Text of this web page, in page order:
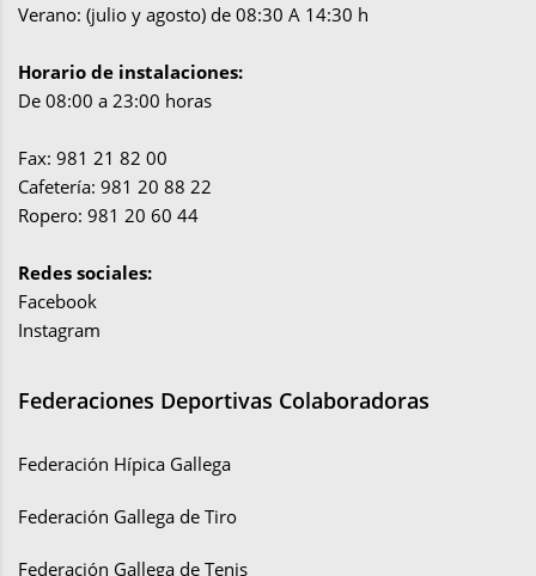
Verano: (julio y agosto) de 08:30 A 14:30 h
Horario de instalaciones:
De 08:00 a 23:00 horas
Fax: 981 21 82 00
Cafetería: 981 20 88 22
Ropero: 981 20 60 44
Redes sociales:
Facebook
Instagram
Federaciones Deportivas Colaboradoras
Federación Hípica Gallega
Federación Gallega de Tiro
Federación Gallega de Tenis